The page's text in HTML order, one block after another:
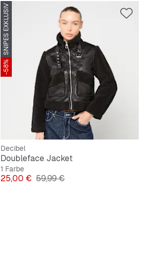
SNIPES EXKLUSIV
-58%
Decibel
Doubleface Jacket
1 Farbe
Preis
25,00 € Originalpreis
59,99 €